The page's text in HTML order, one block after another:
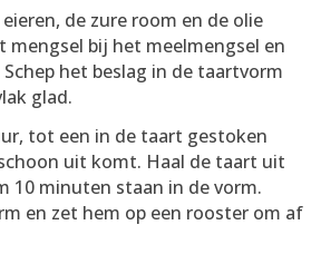
de zure room en de olie
mengsel bij het meelmengsel en
het beslag in de taartvorm
glad.
tot een in de taart gestoken
uit komt. Haal de taart uit
10 minuten staan in de vorm.
en zet hem op een rooster om af